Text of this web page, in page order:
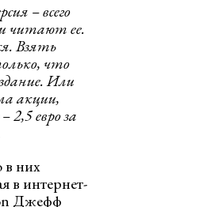
– всего
читают ее.
Взять
что
Или
акции,
евро за
в них
в интернет-
Джефф